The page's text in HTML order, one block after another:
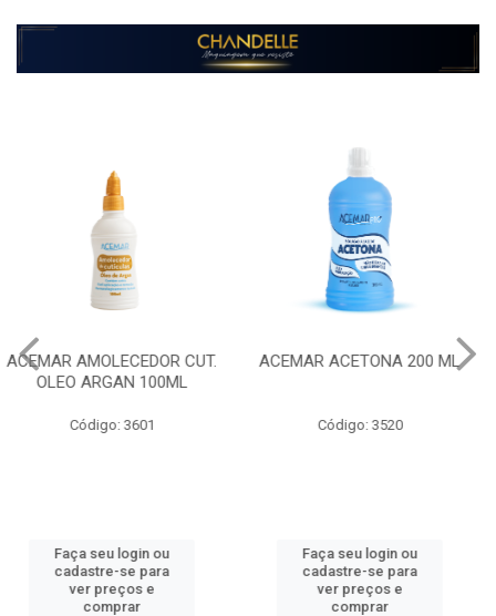
ACEMAR ACETONA 200 ML
Código: 3520
Faça seu login ou
cadastre-se para
ver preços e
comprar
ACEMAR GOTA LISA SPA
Código: 3792
Faça seu login ou
cadastre-se para
ver preços e
comprar